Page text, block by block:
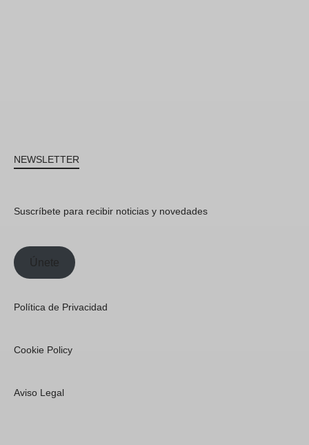
NEWSLETTER
Suscríbete para recibir noticias y novedades
Únete
Política de Privacidad
Cookie Policy
Aviso Legal